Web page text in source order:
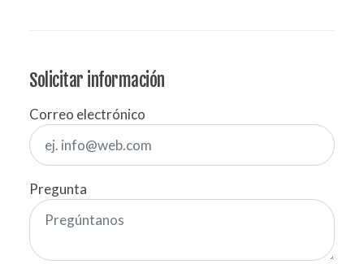
Solicitar información
Correo electrónico
Pregunta